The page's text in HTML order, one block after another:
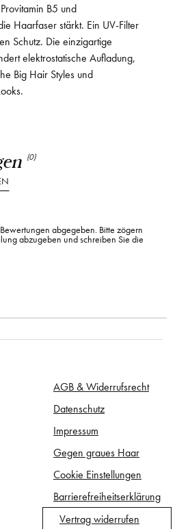
(0)
abgegeben. Bitte zögern
abzugeben und schreiben Sie die
B5 und
Haarfaser stärkt. Ein UV-Filter
Schutz. Die einzigartige
elektrostatische Aufladung,
Big Hair Styles und
AGB & Widerrufsrecht
Datenschutz
Impressum
Gegen graues Haar
Cookie Einstellungen
Barrierefreiheitserklärung
Vertrag widerrufen